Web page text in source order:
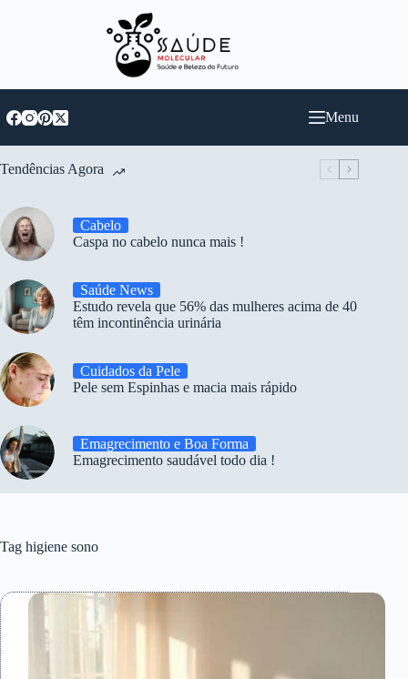
Menu
Tendências Agora
Cabelo
Caspa no cabelo nunca mais !
Saúde News
Estudo revela que 56% das mulheres acima de 40
têm incontinência urinária
Cuidados da Pele
Pele sem Espinhas e macia mais rápido
Emagrecimento e Boa Forma
Emagrecimento saudável todo dia !
Tag higiene sono